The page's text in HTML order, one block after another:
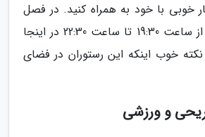
خوبی با خود به همراه کنید. در فصل
تابستان می توانید از ساعت 19:30 تا ساعت 22:30 در اینجا
خوب اینکه این رستوران در فضای
و ورزشی